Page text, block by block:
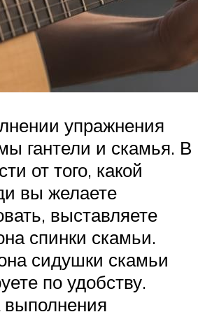
упражнения
гантели и скамья. В
от того, какой
вы желаете
выставляете
спинки скамьи.
сидушки скамьи
по удобству.